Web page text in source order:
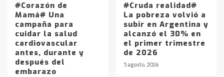
#Corazón de
Mamá# Una
campaña para
cuidar la salud
cardiovascular
antes, durante y
después del
embarazo
#Cruda realidad#
La pobreza volvió a
subir en Argentina y
alcanzó el 30% en
el primer trimestre
de 2026
5 agosto, 2026